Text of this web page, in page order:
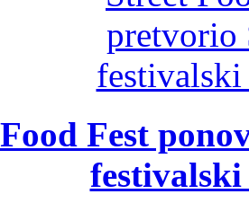
Fest